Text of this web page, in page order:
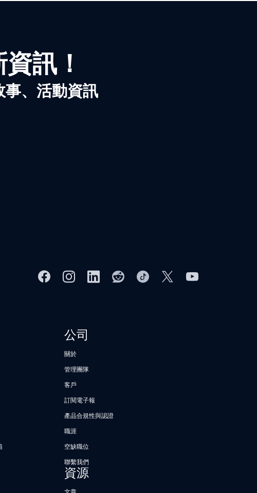
訊！
事、活動資訊
公司
關於
管理團隊
客戶
訂閱電子報
產品合規性與認證
職涯
空缺職位
聯繫我們
資源